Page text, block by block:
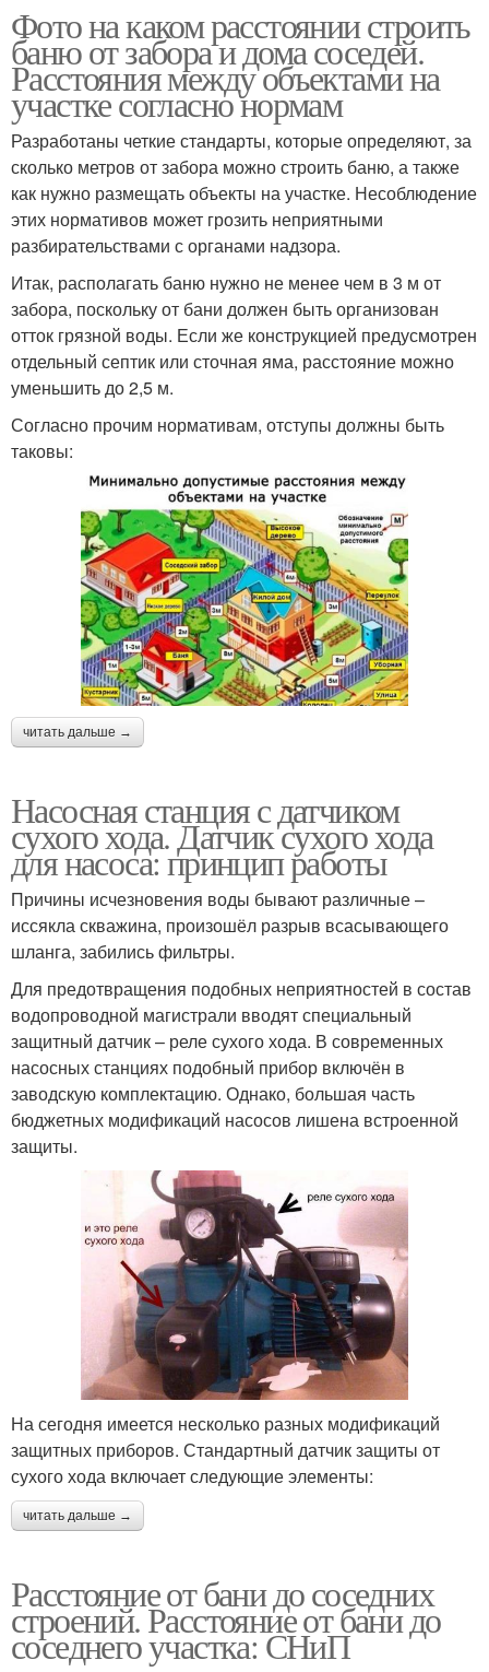
Фото на каком расстоянии строить
баню от забора и дома соседей.
Расстояния между объектами на
участке согласно нормам
Разработаны четкие стандарты, которые определяют, за
сколько метров от забора можно строить баню, а также
как нужно размещать объекты на участке. Несоблюдение
этих нормативов может грозить неприятными
разбирательствами с органами надзора.
Итак, располагать баню нужно не менее чем в 3 м от
забора, поскольку от бани должен быть организован
отток грязной воды. Если же конструкцией предусмотрен
отдельный септик или сточная яма, расстояние можно
уменьшить до 2,5 м.
Согласно прочим нормативам, отступы должны быть
таковы:
читать дальше →
Насосная станция с датчиком
сухого хода. Датчик сухого хода
для насоса: принцип работы
Причины исчезновения воды бывают различные –
иссякла скважина, произошёл разрыв всасывающего
шланга, забились фильтры.
Для предотвращения подобных неприятностей в состав
водопроводной магистрали вводят специальный
защитный датчик – реле сухого хода. В современных
насосных станциях подобный прибор включён в
заводскую комплектацию. Однако, большая часть
бюджетных модификаций насосов лишена встроенной
защиты.
На сегодня имеется несколько разных модификаций
защитных приборов. Стандартный датчик защиты от
сухого хода включает следующие элементы:
читать дальше →
Расстояние от бани до соседних
строений. Расстояние от бани до
соседнего участка: СНиП